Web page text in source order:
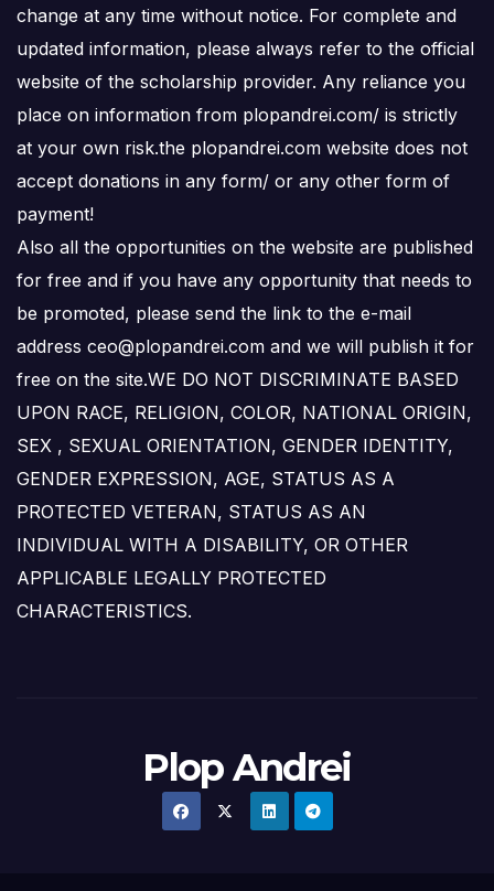
change at any time without notice. For complete and
updated information, please always refer to the official
website of the scholarship provider. Any reliance you
place on information from plopandrei.com/ is strictly
at your own risk.the plopandrei.com website does not
accept donations in any form/ or any other form of
payment!
Also all the opportunities on the website are published
for free and if you have any opportunity that needs to
be promoted, please send the link to the e-mail
address ceo@plopandrei.com and we will publish it for
free on the site.WE DO NOT DISCRIMINATE BASED
UPON RACE, RELIGION, COLOR, NATIONAL ORIGIN,
SEX , SEXUAL ORIENTATION, GENDER IDENTITY,
GENDER EXPRESSION, AGE, STATUS AS A
PROTECTED VETERAN, STATUS AS AN
INDIVIDUAL WITH A DISABILITY, OR OTHER
APPLICABLE LEGALLY PROTECTED
CHARACTERISTICS.
Plop Andrei